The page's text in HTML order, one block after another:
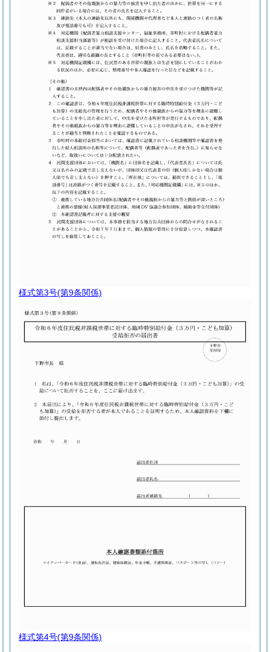
様式第3号(第9条関係)
様式第4号(第9条関係)